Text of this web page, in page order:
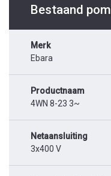
Bestaand
Merk
Ebara
Productnaam
4WN 8-23 3~
Netaansluiting
3x400 V